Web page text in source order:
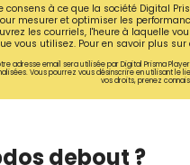
consens à ce que la société Digital
mesurer et optimiser les
les courriels, l'heure à laquelle
vous utilisez. Pour en savoir plus
adresse email sera utilisée par Digital Prisma
Vous pourrez vous désinscrire en utilisant le
vos droits, prenez
debout ?